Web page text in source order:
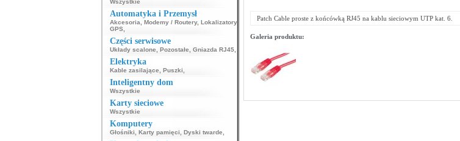
Wszystkie
Automatyka i Przemysł
Akcesoria Modemy / Routery, Lokalizatory
GPS,
Części serwisowe
Układy scalone Pozostałe Gniazda RJ45,
Elektryka
Kable zasilające Puszki
Inteligentny dom
Wszystkie
Karty sieciowe
Wszystkie
Komputery
Głośniki Karty pamięci Dyski twarde
Patch Cable proste z końcówką RJ45 na kablu sieciowym UTP kat. 6.
Galeria produktu: